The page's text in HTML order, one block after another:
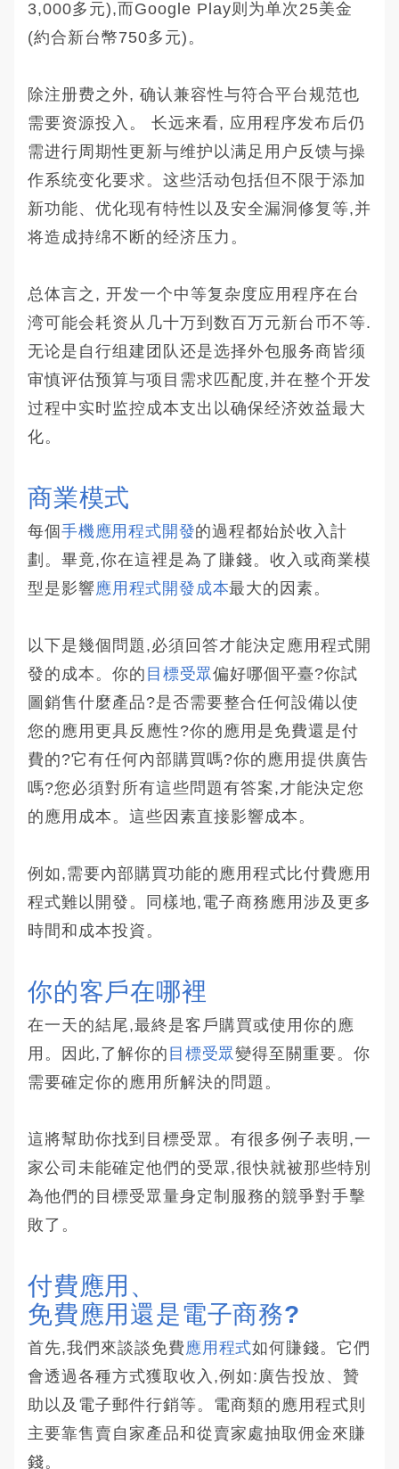
3,000多元),而Google Play则为单次25美金
(約合新台幣750多元)。
除注册费之外, 确认兼容性与符合平台规范也
需要资源投入。 长远来看, 应用程序发布后仍
需进行周期性更新与维护以满足用户反馈与操
作系统变化要求。这些活动包括但不限于添加
新功能、优化现有特性以及安全漏洞修复等,并
将造成持绵不断的经济压力。
总体言之, 开发一个中等复杂度应用程序在台
湾可能会耗资从几十万到数百万元新台币不等.
无论是自行组建团队还是选择外包服务商皆须
审慎评估预算与项目需求匹配度,并在整个开发
过程中实时监控成本支出以确保经济效益最大
化。
商業模式
每個手機應用程式開發的過程都始於收入計
劃。畢竟,你在這裡是為了賺錢。收入或商業模
型是影響應用程式開發成本最大的因素。
以下是幾個問題,必須回答才能決定應用程式開
發的成本。你的 目標受眾偏好哪個平臺?你試
圖銷售什麼產品?是否需要整合任何設備以使
您的應用更具反應性?你的應用是免費還是付
費的?它有任何內部購買嗎?你的應用提供廣告
嗎?您必須對所有這些問題有答案,才能決定您
的應用成本。這些因素直接影響成本。
例如,需要內部購買功能的應用程式比付費應用
程式難以開發。同樣地,電子商務應用涉及更多
時間和成本投資。
你的客戶在哪裡
在一天的結尾,最終是客戶購買或使用你的應
用。因此,了解你的 目標受眾變得至關重要。你
需要確定你的應用所解決的問題。
這將幫助你找到目標受眾。有很多例子表明,一
家公司未能確定他們的受眾,很快就被那些特別
為他們的目標受眾量身定制服務的競爭對手擊
敗了。
付費應用、
免費應用還是電子商務?
首先,我們來談談免費 應用程式如何賺錢。它們
會透過各種方式獲取收入,例如:廣告投放、贊
助以及電子郵件行銷等。電商類的應用程式則
主要靠售賣自家產品和從賣家處抽取佣金來賺
錢。